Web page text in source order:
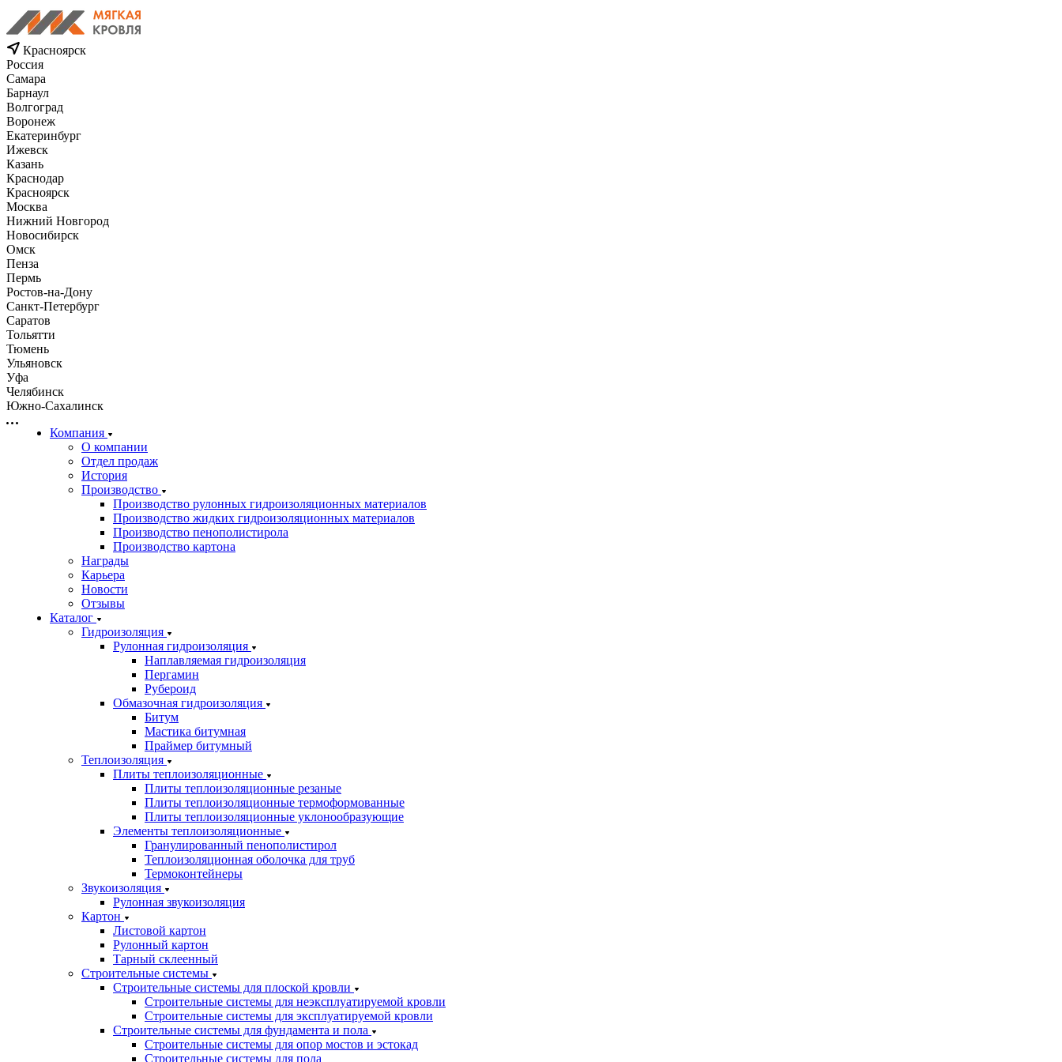
Красноярск
Россия
Самара
Барнаул
Волгоград
Воронеж
Екатеринбург
Ижевск
Казань
Краснодар
Красноярск
Москва
Нижний Новгород
Новосибирск
Омск
Пенза
Пермь
Ростов-на-Дону
Санкт-Петербург
Саратов
Тольятти
Тюмень
Ульяновск
Уфа
Челябинск
Южно-Сахалинск
Компания
О компании
Отдел продаж
История
Производство
Производство рулонных гидроизоляционных материалов
Производство жидких гидроизоляционных материалов
Производство пенополистирола
Производство картона
Награды
Карьера
Новости
Отзывы
Каталог
Гидроизоляция
Рулонная гидроизоляция
Наплавляемая гидроизоляция
Пергамин
Рубероид
Обмазочная гидроизоляция
Битум
Мастика битумная
Праймер битумный
Теплоизоляция
Плиты теплоизоляционные
Плиты теплоизоляционные резаные
Плиты теплоизоляционные термоформованные
Плиты теплоизоляционные уклонообразующие
Элементы теплоизоляционные
Гранулированный пенополистирол
Теплоизоляционная оболочка для труб
Термоконтейнеры
Звукоизоляция
Рулонная звукоизоляция
Картон
Листовой картон
Рулонный картон
Тарный склеенный
Строительные системы
Строительные системы для плоской кровли
Строительные системы для неэксплуатируемой кровли
Строительные системы для эксплуатируемой кровли
Строительные системы для фундамента и пола
Строительные системы для опор мостов и эстокад
Строительные системы для пола